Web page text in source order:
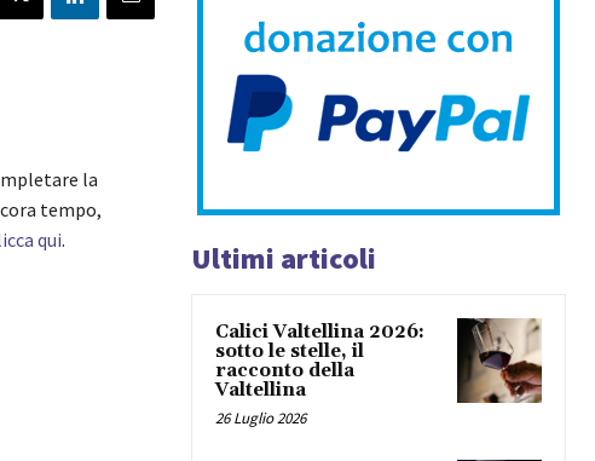
la
tempo,
qui. Ultimi articoli
Calici Valtellina 2026:
sotto le stelle, il
racconto della
Valtellina
26 Luglio 2026